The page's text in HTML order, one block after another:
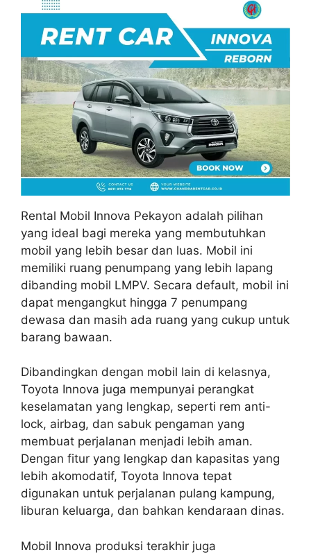
Rental Mobil Innova Pekayon adalah pilihan
yang ideal bagi mereka yang membutuhkan
mobil yang lebih besar dan luas. Mobil ini
memiliki ruang penumpang yang lebih lapang
dibanding mobil LMPV. Secara default, mobil ini
dapat mengangkut hingga 7 penumpang
dewasa dan masih ada ruang yang cukup untuk
barang bawaan.
Dibandingkan dengan mobil lain di kelasnya,
Toyota Innova juga mempunyai perangkat
keselamatan yang lengkap, seperti rem anti-
lock, airbag, dan sabuk pengaman yang
membuat perjalanan menjadi lebih aman.
Dengan fitur yang lengkap dan kapasitas yang
lebih akomodatif, Toyota Innova tepat
digunakan untuk perjalanan pulang kampung,
liburan keluarga, dan bahkan kendaraan dinas.
Mobil Innova produksi terakhir juga